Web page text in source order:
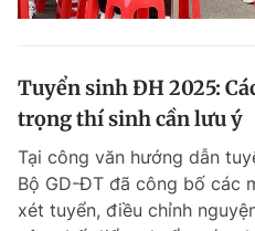
Tuyển sinh ĐH 2025:
trọng thí sinh cần lưu ý
Tại công văn hướng dẫn
Bộ GD-ĐT đã công bố các
xét tuyển, điều chỉnh